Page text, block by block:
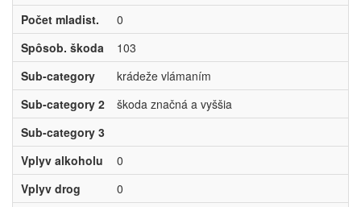
Počet mladist.
0
Spôsob. škoda
103
Sub-category
krádeže vlámaním
Sub-category 2
škoda značná a vyššia
Sub-category 3
Vplyv alkoholu
0
Vplyv drog
0